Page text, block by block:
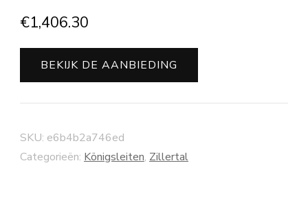
€1,406.30
BEKIJK DE AANBIEDING
SKU: e6b4b2a746ed
Categorieën: Königsleiten, Zillertal